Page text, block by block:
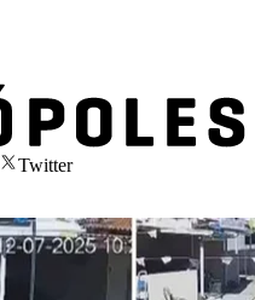
Twitter